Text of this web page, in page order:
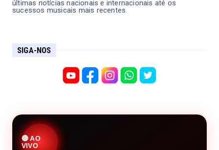
últimas notícias nacionais e internacionais até os
sucessos musicais mais recentes.
SIGA-NOS
🔴 AO
VIVO